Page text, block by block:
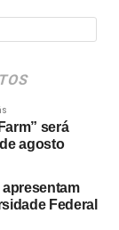
será
agosto
Federal